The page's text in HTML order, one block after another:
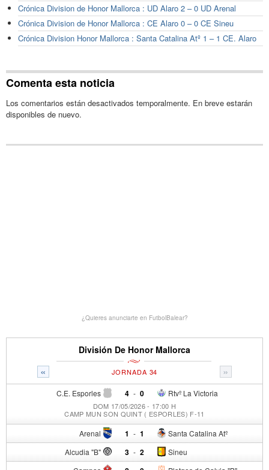
Crónica Division de Honor Mallorca : UD Alaro 2 – 0 UD Arenal
Crónica Division de Honor Mallorca : CE Alaro 0 – 0 CE Sineu
Crónica Division Honor Mallorca : Santa Catalina Atº 1 – 1 CE. Alaro
Comenta esta noticia
Los comentarios están desactivados temporalmente. En breve estarán
disponibles de nuevo.
¿Quieres anunciarte en FutbolBalear?
División De Honor Mallorca
« »
JORNADA 34
C.E. Esporles 4 - Rtvº La Victoria
0
DOM 17/05/2026 - 17:00 H
CAMP MUN SON QUINT ( ESPORLES) F-11
Arenal 1 - Santa Catalina Atº
1
Alcudia "B" 3 - Sineu
2